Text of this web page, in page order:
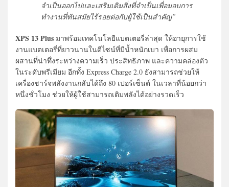
จำเป็นออกไปและเสริมเติมสิ่งที่จำเป็นเพื่อมอบการ
ทำงานที่ทันสมัยไร้รอยต่อกับผู้ใช้เป็นสำคัญ”
XPS 13 Plus มาพร้อมเทคโนโลยีแบตเตอรี่ล่าสุด ให้อายุการใช้
งานแบตเตอรี่ที่ยาวนานในดีไซน์ที่มีน้ำหนักเบา เพื่อการผสม
ผสานที่น่าทึ่งระหว่างความเร็ว ประสิทธิภาพ และความคล่องตัว
ในระดับพรีเมียม อีกทั้ง Express Charge 2.0 ยังสามารถช่วยให้
เครื่องชาร์จพลังงานกลับได้ถึง 80 เปอร์เซ็นต์ ในเวลาที่น้อยกว่า
หนึ่งชั่วโมง ช่วยให้ผู้ใช้สามารถเติมพลังได้อย่างรวดเร็ว